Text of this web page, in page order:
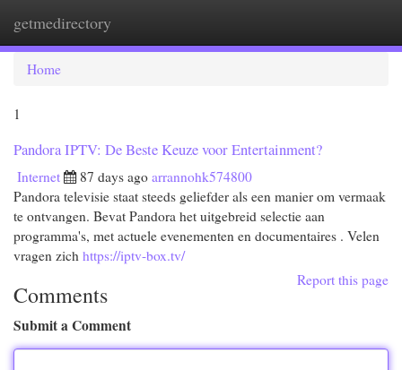
getmedirectory
Home
1
Pandora IPTV: De Beste Keuze voor Entertainment?
Internet 87 days ago arrannohk574800
Pandora televisie staat steeds geliefder als een manier om vermaak
te ontvangen. Bevat Pandora het uitgebreid selectie aan
programma's, met actuele evenementen en documentaires . Velen
vragen zich https://iptv-box.tv/
Report this page
Comments
Submit a Comment